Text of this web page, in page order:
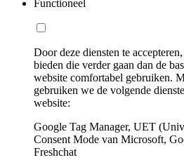
Functioneel
Door deze diensten te
bieden die verder gaan dan de
website comfortabel gebruiken.
gebruiken we de volgende
website:
Google Tag Manager, UET
Consent Mode van Microsoft,
Freshchat